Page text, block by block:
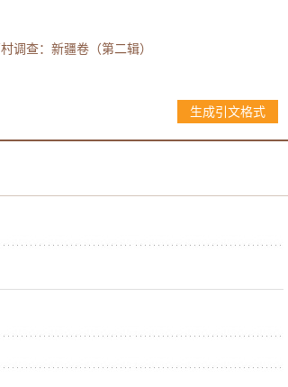
调查：新疆卷（第二辑）
生成引文格式